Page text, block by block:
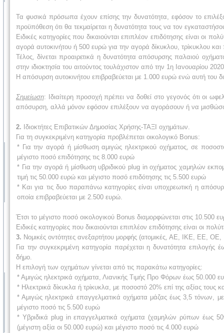
Τα φυσικά πρόσωπα έχουν επίσης την δυνατότητα, εφόσον το
προϋπόθεση ότι θα τεκμαίρεται η δυνατότητα τους να τον
Ειδικές κατηγορίες που δικαιούνται επιπλέον επιδότησης είναι οι
αγορά αυτοκινήτου ή 500 ευρώ για την αγορά δίκυκλου, τρίκυκλου
Τέλος, δίνεται προαιρετικά η δυνατότητα απόσυρσης παλαιού
στην ιδιοκτησία του αιτούντος τουλάχιστον από την 1η Ιανουαρίου
Η απόσυρση αυτοκινήτου επιβραβεύεται με 1.000 ευρώ ενώ αυτή του
Σημείωση: Ιδιαίτερη προσοχή πρέπει να δοθεί στο γεγονός ότι οι
απόσυρση, αλλά μόνον εφόσον επιλέξουν να αγοράσουν ή να
2. Ιδιοκτήτες Επιβατικών Δημοσίας Χρήσης-ΤΑΞΙ οχημάτων.
Για τη συγκεκριμένη κατηγορία προβλέπεται οικολογικό Bonus:
* Για την αγορά ή μίσθωση αμιγώς ηλεκτρικού οχήματος, σε
μέγιστο ποσό επιδότησης τις 8.000 ευρώ
* Για την αγορά ή μίσθωση υβριδικού plug in οχήματος χαμηλών
τιμή τις 50.000 ευρώ και μέγιστο ποσό επιδότησης τις 5.500 ευρώ
* Και για τις δυο παραπάνω κατηγορίες είναι υποχρεωτική η
οποία επιβραβεύεται με 2.500 ευρώ.
Έτσι το μέγιστο ποσό οικολογικού Bonus διαμορφώνεται στις 10.500
Ειδικές κατηγορίες που δικαιούνται επιπλέον επιδότησης είναι οι
3. Νομικές οντότητες ανεξαρτήτου μορφής (ατομικές, ΑΕ, ΙΚΕ, ΕΕ,
Για την συγκεκριμένη κατηγορία παρέχεται η δυνατότητα επιλογής
δήμο.
Η επιλογή των οχημάτων γίνεται από τις παρακάτω κατηγορίες:
* Αμιγώς ηλεκτρικά οχήματα, Λιανικής Τιμής Προ Φόρων έως 50.000
* Ηλεκτρικά δίκυκλα ή τρίκυκλα, με ποσοστό 20% επί της αξίας τους
* Αμιγώς ηλεκτρικά επαγγελματικά οχήματα μάζας έως 3,5 τόνων,
μέγιστο ποσό τις 5.500 ευρώ
* Υβριδικά plug in επαγγελματικά οχήματα (χαμηλών ρύπων έως
(μέγιστη αξία οι 50.000 ευρώ) και μέγιστο ποσό τις 4.000 ευρώ